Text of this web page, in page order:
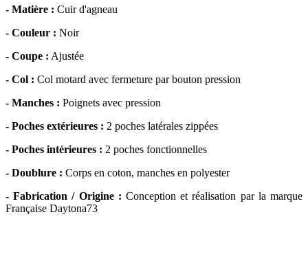
- Matière : Cuir d'agneau
- Couleur : Noir
- Coupe : Ajustée
- Col : Col motard avec fermeture par bouton pression
- Manches : Poignets avec pression
- Poches extérieures : 2 poches latérales zippées
- Poches intérieures : 2 poches fonctionnelles
- Doublure : Corps en coton, manches en polyester
- Fabrication / Origine : Conception et réalisation par la marque
Française Daytona73